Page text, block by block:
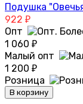
Подушка
922 ₽
Опт
1 060 ₽
Малый опт
1 200 ₽
Розница
В корзину